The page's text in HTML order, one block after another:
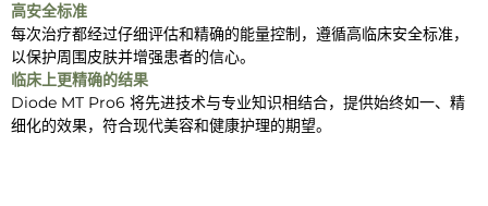
高安全标准
每次治疗都经过仔细评估和精确的能量控制，遵循高临床安全标准，
以保护周围皮肤并增强患者的信心。
临床上更精确的结果
Diode MT Pro6 将先进技术与专业知识相结合，提供始终如一、精
细化的效果，符合现代美容和健康护理的期望。